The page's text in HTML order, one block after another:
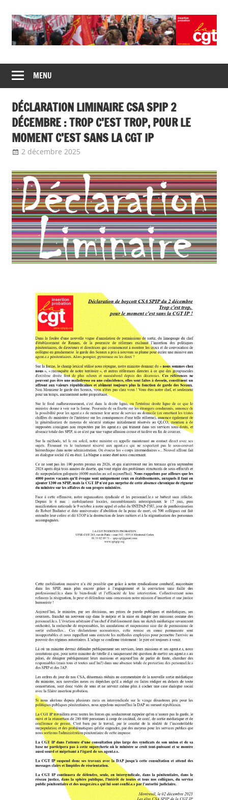
CGT
insertion
probation
de
syndicats
CGT
insertion
probation
MENU
DÉCLARATION LIMINAIRE CSA SPIP 2
DÉCEMBRE : TROP C’EST TROP, POUR LE
MOMENT C’EST SANS LA CGT IP
2 décembre 2025